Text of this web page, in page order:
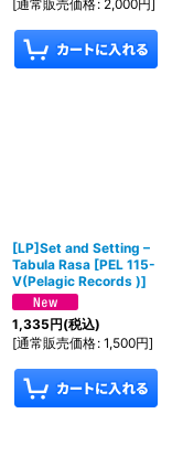
[通常販売価格: 2,000円]
[LP]Set and Setting ‎–
Tabula Rasa [PEL 115-
V(Pelagic Records )]
1,335円(税込)
[通常販売価格: 1,500円]